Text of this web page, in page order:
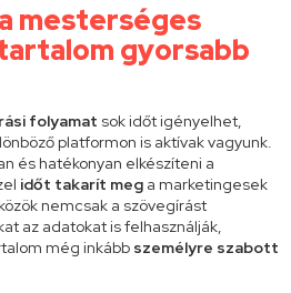
mesterséges
gyorsabb
folyamat sok időt igényelhet,
platformon is aktívak vagyunk.
és hatékonyan elkészíteni a
időt takarít meg a marketingesek
nemcsak a szövegírást
az adatokat is felhasználják,
még inkább személyre szabott